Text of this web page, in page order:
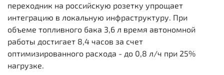
переходник на российскую розетку упрощает
интеграцию в локальную инфраструктуру. При
объеме топливного бака 3,6 л время автономной
работы достигает 8,4 часов за счет
оптимизированного расхода - до 0,8 л/ч при 25%
нагрузке.